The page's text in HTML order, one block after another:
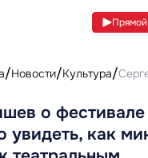
Новости Культура
о
увидеть, как